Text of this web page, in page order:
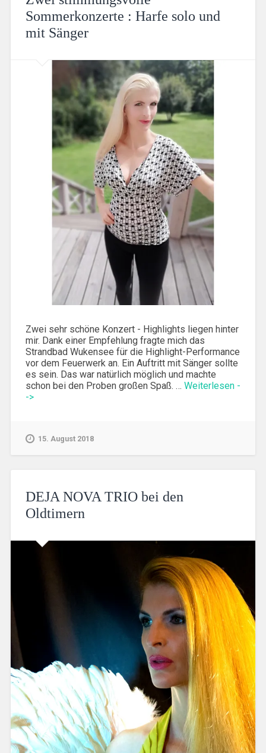
Sommerkonzerte : Harfe solo und
mit Sänger
Zwei sehr schöne Konzert - Highlights liegen hinter
mir. Dank einer Empfehlung fragte mich das
Strandbad Wukensee für die Highlight-Performance
vor dem Feuerwerk an. Ein Auftritt mit Sänger sollte
es sein. Das war natürlich möglich und machte
schon bei den Proben großen Spaß. … Weiterlesen -
->
15. August 2018
DEJA NOVA TRIO bei den
Oldtimern